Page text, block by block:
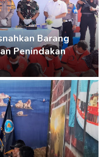
Barang
Penindakan